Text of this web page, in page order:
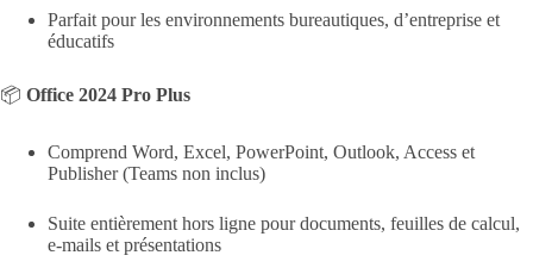
Parfait pour les environnements bureautiques, d’entreprise et
éducatifs
📦 Office 2024 Pro Plus
Comprend Word, Excel, PowerPoint, Outlook, Access et
Publisher (Teams non inclus)
Suite entièrement hors ligne pour documents, feuilles de calcul,
e-mails et présentations